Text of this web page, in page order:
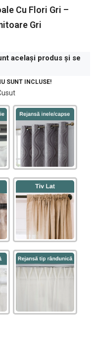
Cu Flori Gri –
Gri
același produs și se
SUNT INCLUSE!